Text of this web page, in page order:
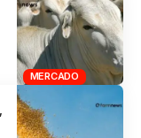
MERCADO